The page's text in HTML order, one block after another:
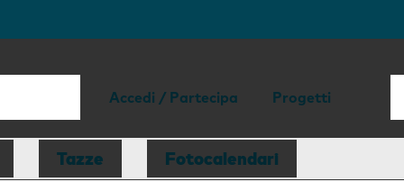
Accedi / Partecipa Progetti
Tazze Fotocalendari